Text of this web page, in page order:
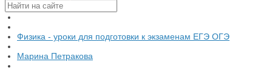
Физика - уроки для подготовки к экзаменам ЕГЭ ОГЭ
Марина Петракова